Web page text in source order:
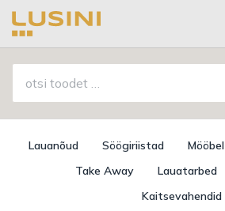
Lauanõud Söögiriistad Mööbel
Take Away
Lauatarbed
Kaitsevahendid